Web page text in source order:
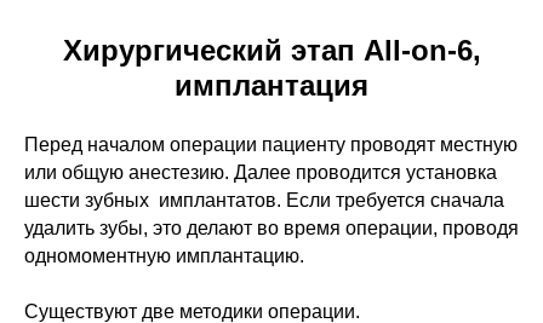
Хирургический этап All-on-6,
имплантация
Перед началом операции пациенту проводят местную
или общую анестезию. Далее проводится установка
шести зубных имплантатов. Если требуется сначала
удалить зубы, это делают во время операции, проводя
одномоментную имплантацию.
Существуют две методики операции.